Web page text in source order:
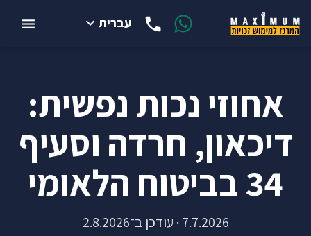
עברית
אחוזי נכות נפשית:
דיכאון, חרדה וסעיף
34 בביטוח הלאומי
7.7.2026 · עודכן ב־2.8.2026